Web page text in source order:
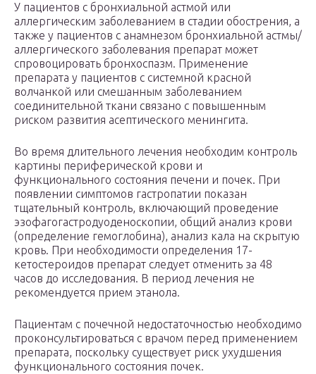
У пациентов с бронхиальной астмой или
аллергическим заболеванием в стадии обострения, а
также у пациентов с анамнезом бронхиальной астмы/
аллергического заболевания препарат может
спровоцировать бронхоспазм. Применение
препарата у пациентов с системной красной
волчанкой или смешанным заболеванием
соединительной ткани связано с повышенным
риском развития асептического менингита.
Во время длительного лечения необходим контроль
картины периферической крови и
функционального состояния печени и почек. При
появлении симптомов гастропатии показан
тщательный контроль, включающий проведение
эзофагогастродуоденоскопии, общий анализ крови
(определение гемоглобина), анализ кала на скрытую
кровь. При необходимости определения 17-
кетостероидов препарат следует отменить за 48
часов до исследования. В период лечения не
рекомендуется прием этанола.
Пациентам с почечной недостаточностью необходимо
проконсультироваться с врачом перед применением
препарата, поскольку существует риск ухудшения
функционального состояния почек.